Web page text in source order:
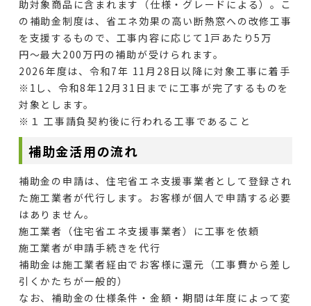
助対象商品に含まれます（仕様・グレードによる）。こ
の補助金制度は、省エネ効果の高い断熱窓への改修工事
を支援するもので、工事内容に応じて1戸あたり5万
円〜最大200万円の補助が受けられます。
2026年度は、令和7年 11月28日以降に対象工事に着手
※1 し、令和8年12月31日までに工事が完了するものを
対象とします。
※１ 工事請負契約後に行われる工事であること
補助金活用の流れ
補助金の申請は、住宅省エネ支援事業者として登録され
た施工業者が代行します。お客様が個人で申請する必要
はありません。
施工業者（住宅省エネ支援事業者）に工事を依頼
施工業者が申請手続きを代行
補助金は施工業者経由でお客様に還元（工事費から差し
引くかたちが一般的）
なお、補助金の仕様条件・金額・期間は年度によって変